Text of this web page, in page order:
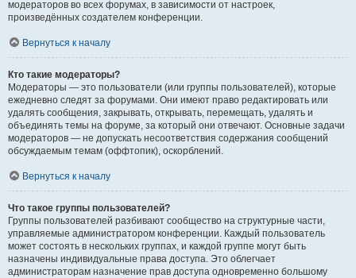
модераторов во всех форумах, в зависимости от настроек,
произведённых создателем конференции.
Вернуться к началу
Кто такие модераторы?
Модераторы — это пользователи (или группы пользователей), которые
ежедневно следят за форумами. Они имеют право редактировать или
удалять сообщения, закрывать, открывать, перемещать, удалять и
объединять темы на форуме, за который они отвечают. Основные задачи
модераторов — не допускать несоответствия содержания сообщений
обсуждаемым темам (оффтопик), оскорблений.
Вернуться к началу
Что такое группы пользователей?
Группы пользователей разбивают сообщество на структурные части,
управляемые администратором конференции. Каждый пользователь
может состоять в нескольких группах, и каждой группе могут быть
назначены индивидуальные права доступа. Это облегчает
администраторам назначение прав доступа одновременно большому